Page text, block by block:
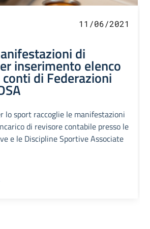
11/06/2021
di
inserimento elenco
di Federazioni
lo sport raccoglie le manifestazioni
di revisore contabile presso le
e le Discipline Sportive Associate